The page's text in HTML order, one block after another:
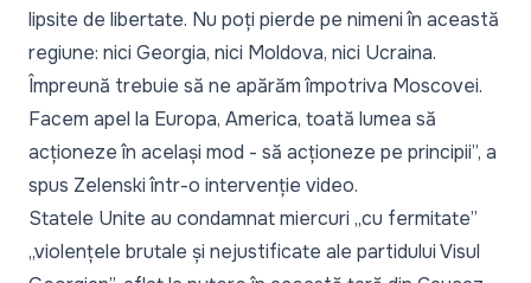
lipsite de libertate. Nu poți pierde pe nimeni în această
regiune: nici Georgia, nici Moldova, nici Ucraina.
Împreună trebuie să ne apărăm împotriva Moscovei.
Facem apel la Europa, America, toată lumea să
acționeze în același mod - să acționeze pe principii”, a
spus Zelenski într-o intervenție video.
Statele Unite au condamnat miercuri „cu fermitate”
„violențele brutale și nejustificate ale partidului Visul